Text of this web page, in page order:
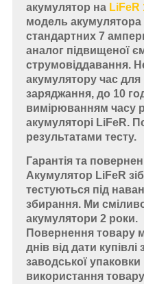
акумулятор на LiFeR
модель акумулятора
стандартних 7
аналог підвищеної
струмовіддавання.
акумулятору час
заряджання, до 10
вимірюванням часу
акумуляторі LiFeR.
результатами тесту.
Гарантія та
Акумулятор LiFeR
тестуються під
збирання. Ми
акумулятори 2 роки.
Повернення товару
днів від дати купівлі
заводської упаковки
використання